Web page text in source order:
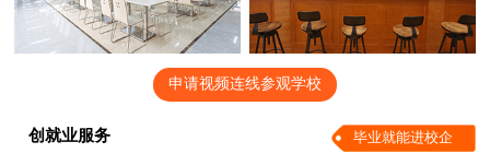
申请视频连线参观学校
创就业服务 毕业就能进校企